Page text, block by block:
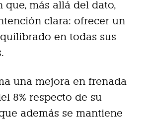
que, más allá del dato,
clara: ofrecer un
en todas sus
una mejora en frenada
8% respecto de su
además se mantiene